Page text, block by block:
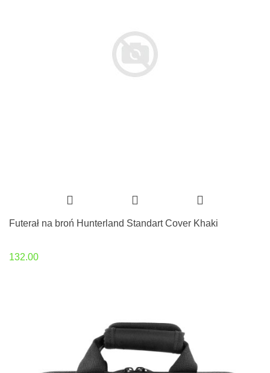
Futerał na broń Hunterland Standart Cover Khaki
132.00